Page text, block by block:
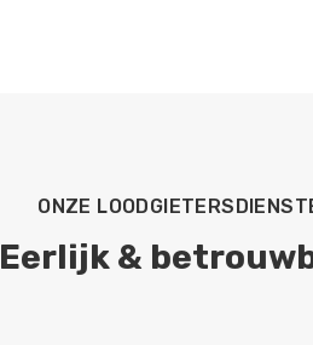
ONZE
Eerlijk &